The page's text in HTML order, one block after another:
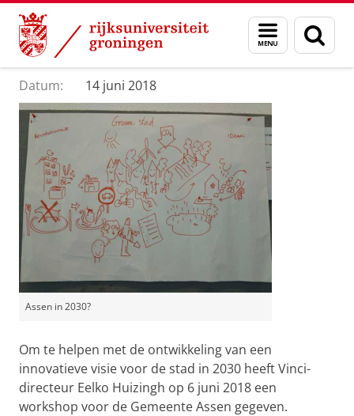
Skip
Content
Skip
Navigation
Menu
en
zoeken
Department of Innovation Management &
Assen in 2030?
Datum:
14 juni 2018
Assen in 2030?
Om te helpen met de ontwikkeling van een
innovatieve visie voor de stad in 2030 heeft Vinci-
directeur Eelko Huizingh op 6 juni 2018 een
workshop voor de Gemeente Assen gegeven.